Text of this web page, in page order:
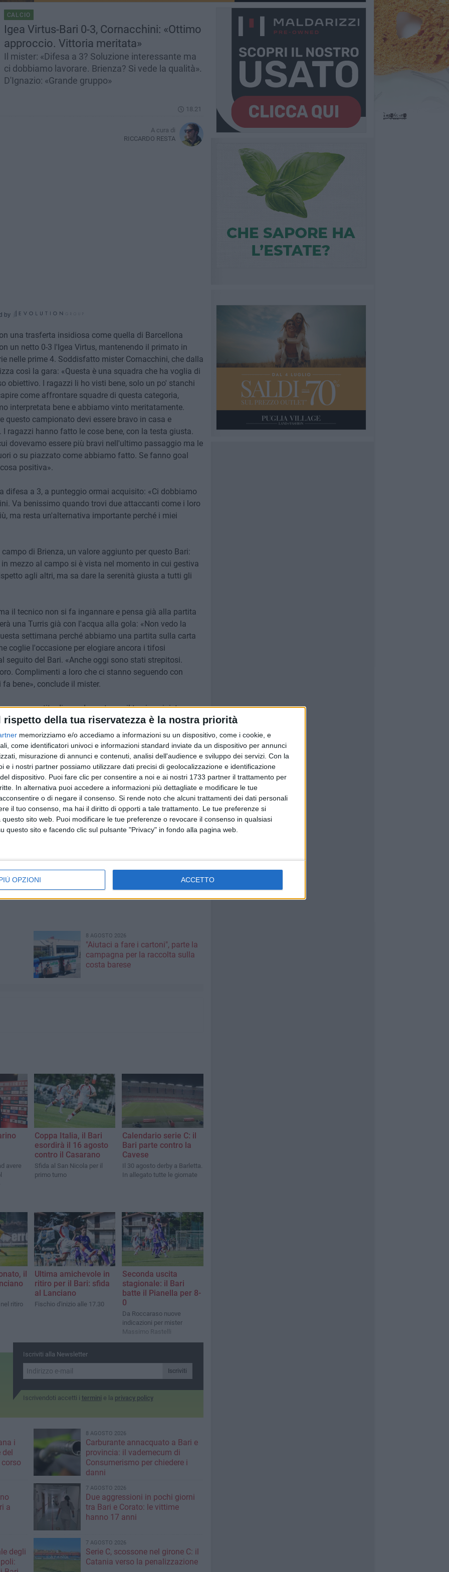
rispetto della tua riservatezza è la nostra priorità
memorizziamo e/o accediamo a informazioni su un dispositivo, come i cookie, e
come identificatori univoci e informazioni standard inviate da un dispositivo per annunci
misurazione di annunci e contenuti, analisi dell'audience e sviluppo dei servizi. Con la
e i nostri partner possiamo utilizzare dati precisi di geolocalizzazione e identificazione
dispositivo. Puoi fare clic per consentire a noi e ai nostri 1733 partner il trattamento per
In alternativa puoi accedere a informazioni più dettagliate e modificare le tue
o di negare il consenso. Si rende noto che alcuni trattamenti dei dati personali
il tuo consenso, ma hai il diritto di opporti a tale trattamento. Le tue preferenze si
sito web. Puoi modificare le tue preferenze o revocare il consenso in qualsiasi
questo sito e facendo clic sul pulsante "Privacy" in fondo alla pagina web.
OPZIONI ACCETTO
CALCIO
Igea Virtus-Bari 0-3, Cornacchini: «Ottimo
approccio. Vittoria meritata»
Il mister: «Difesa a 3? Soluzione interessante ma
ci dobbiamo lavorare. Brienza? Si vede la qualità».
D'Ignazio: «Grande gruppo»
18.21
A cura di
RICCARDO RESTA
by
una trasferta insidiosa come quella di Barcellona
un netto 0-3 l'Igea Virtus, mantenendo il primato in
nelle prime 4. Soddisfatto mister Cornacchini, che dalla
così la gara: «Questa è una squadra che ha voglia di
obiettivo. I ragazzi li ho visti bene, solo un po' stanchi
come affrontare squadre di questa categoria,
interpretata bene e abbiamo vinto meritatamente.
questo campionato devi essere bravo in casa e
ragazzi hanno fatto le cose bene, con la testa giusta.
dovevamo essere più bravi nell'ultimo passaggio ma le
o su piazzato come abbiamo fatto. Se fanno goal
positiva».
difesa a 3, a punteggio ormai acquisito: «Ci dobbiamo
Va benissimo quando trovi due attaccanti come i loro
ma resta un'alternativa importante perché i miei
di Brienza, un valore aggiunto per questo Bari:
mezzo al campo si è vista nel momento in cui gestiva
agli altri, ma sa dare la serenità giusta a tutti gli
il tecnico non si fa ingannare e pensa già alla partita
una Turris già con l'acqua alla gola: «Non vedo la
settimana perché abbiamo una partita sulla carta
coglie l'occasione per elogiare ancora i tifosi
seguito del Bari. «Anche oggi sono stati strepitosi.
Complimenti a loro che ci stanno seguendo con
bene», conclude il mister.
una partita di grande sostanza il terzino sinistro
Bari è una grande squadra, fatta di grandi uomini. Con
fatto questa categoria e che però si sono già
noi giovani».
realizzati nel settore giovanile: «Dopo il goal ho sentito
esultato quasi più di me. L'ho cercato, ma il portiere
squadra perché abbiamo tutti un obiettivo comune. Il
per raggiungere l'obiettivo. La dedica è per mio
sul suo arrivo in biancorosso e sulla sua
Bari non ho potuto rifiutare, nonostante avessi il
più bravo a offendere che a difendere, ma
8 AGOSTO 2026
"Aiutaci a fare i cartoni", parte la
campagna per la raccolta sulla
costa barese
avere
Coppa Italia, il Bari
esordirà il 16 agosto
contro il Casarano
Sfida al San Nicola per il
primo turno
Calendario serie C: il
Bari parte contro la
Cavese
Il 30 agosto derby a Barletta.
In allegato tutte le giornate
il
ritiro
Ultima amichevole in
ritiro per il Bari: sfida
al Lanciano
Fischio d'inizio alle 17.30
Seconda uscita
stagionale: il Bari
batte il Pianella per 8-
0
Da Roccaraso nuove
indicazioni per mister
Massimo Rastelli
Iscriviti alla Newsletter
Iscriviti
Iscrivendoti accetti i termini e la privacy policy
i
del
8 AGOSTO 2026
Carburante annacquato a Bari e
provincia: il vademecum di
Consumerismo per chiedere i
danni
a
7 AGOSTO 2026
Due aggressioni in pochi giorni
tra Bari e Corato: le vittime
hanno 17 anni
degli
7 AGOSTO 2026
Serie C, scossone nel girone C: il
Catania verso la penalizzazione